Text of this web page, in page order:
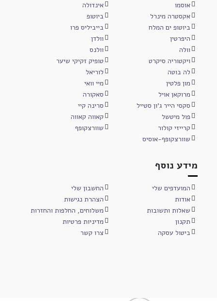
אוסמו
אינדולה
אקסטרה מינרל
ביוטופ
ביוטופ ים המלח
בייביליס פרו
היפרטין
וולדן
וולה
וולנס
ויקטוריה סיקרט
טופיק זקיקי שיער
לה בוטה
לוריאל
מון פלטין
מיי וואי
מרוקאן אויל
סאקורה
סקסי הייר ג'ון סטייל
סרינה קיי
פול מיטשל
קאווה קאווה
קרייזי קולור
שוורצקופף
שוורצקופף-אוסיס
מידע נוסף
המועדפים שלי
החשבון שלי
אודות
הצהרת נגישות
שאלות ותשובות
משלוחים, החלפות והחזרות
תקנון
מדיניות פרטיות
ביטול עסקה
צרו קשר